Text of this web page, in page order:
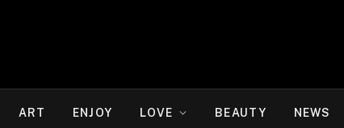
ART ENJOY LOVE BEAUTY NEWS